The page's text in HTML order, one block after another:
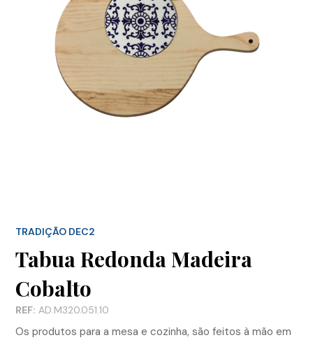
TRADIÇÃO DEC2
Tabua Redonda Madeira
Cobalto
REF: AD.M320.051.10
Os produtos para a mesa e cozinha, são feitos à mão em